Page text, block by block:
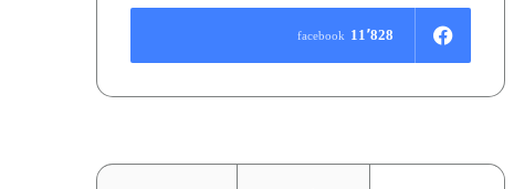
11٬828 facebook